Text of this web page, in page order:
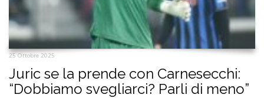
25 Ottobre 2025
Juric se la prende con Carnesecchi:
“Dobbiamo svegliarci? Parli di meno”